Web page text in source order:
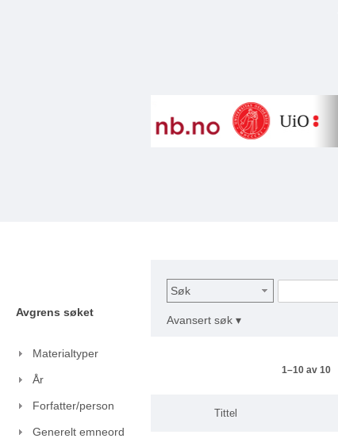
Avgrens søket
Materialtyper
År
Forfatter/person
Generelt emneord
Søk
Avansert søk ▾
1–10 av 10
Tittel